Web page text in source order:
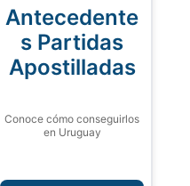
Antecedente
s Partidas
Apostilladas
Conoce cómo conseguirlos
en Uruguay